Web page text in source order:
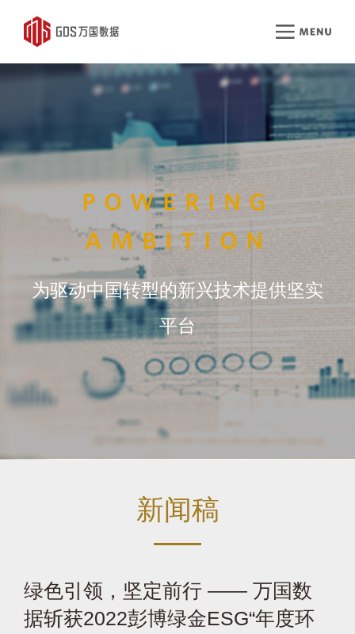
powering
ambition
为驱动中国转型的新兴技术提供坚实
平台
新闻稿
绿色引领，坚定前行 —— 万国数
据斩获2022彭博绿金ESG“年度环